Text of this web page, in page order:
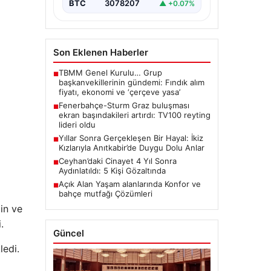
ve
BTC 3078207 ▲ +0.07%
Son Eklenen Haberler
■TBMM Genel Kurulu… Grup
başkanvekillerinin gündemi: Fındık alım
fiyatı, ekonomi ve ‘çerçeve yasa’
■Fenerbahçe-Sturm Graz buluşması
ekran başındakileri artırdı: TV100 reyting
lideri oldu
■Yıllar Sonra Gerçekleşen Bir Hayal: İkiz
Kızlarıyla Anıtkabir’de Duygu Dolu Anlar
■Ceyhan’daki Cinayet 4 Yıl Sonra
Aydınlatıldı: 5 Kişi Gözaltında
■Açık Alan Yaşam alanlarında Konfor ve
bahçe mutfağı Çözümleri
Güncel